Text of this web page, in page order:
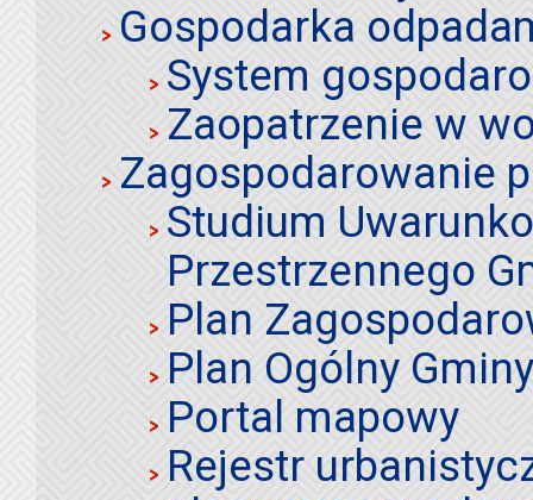
Gospodarka
System
Zaopatrzenie w
Zagospodarowanie
Studium
Przestrzennego
Plan
Plan Ogólny
Portal mapowy
Rejestr